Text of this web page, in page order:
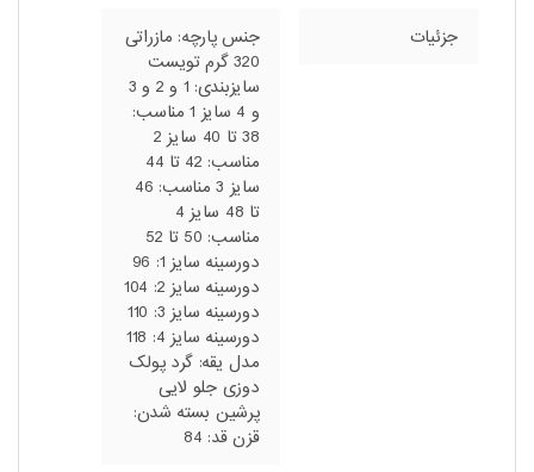
جزئیات
جنس پارچه: مازراتی
320 گرم تویست
سایزبندی: 1 و 2 و 3
و 4 سایز 1 مناسب:
38 تا 40 سایز 2
مناسب: 42 تا 44
سایز 3 مناسب: 46
تا 48 سایز 4
مناسب: 50 تا 52
دورسینه سایز 1: 96
دورسینه سایز 2: 104
دورسینه سایز 3: 110
دورسینه سایز 4: 118
مدل یقه: گرد پولک
دوزی جلو لایی
پرشین بسته شدن:
قزن قد: 84